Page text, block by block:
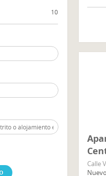
10
Calle